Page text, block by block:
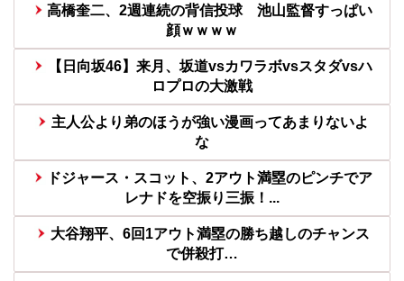
高橋奎二、2週連続の背信投球 池山監督すっぱい
顔ｗｗｗｗ
【日向坂46】来月、坂道vsカワラボvsスタダvsハ
ロプロの大激戦
主人公より弟のほうが強い漫画ってあまりないよ
な
ドジャース・スコット、2アウト満塁のピンチでア
レナドを空振り三振！...
大谷翔平、6回1アウト満塁の勝ち越しのチャンス
で併殺打…